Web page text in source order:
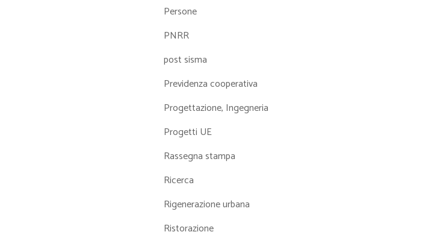
Persone
PNRR
post sisma
Previdenza cooperativa
Progettazione, Ingegneria
Progetti UE
Rassegna stampa
Ricerca
Rigenerazione urbana
Ristorazione